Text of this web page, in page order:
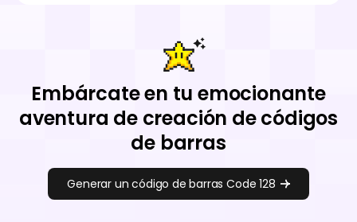
Embárcate en tu emocionante
aventura de creación de códigos
de barras
Generar un código de barras Code 128